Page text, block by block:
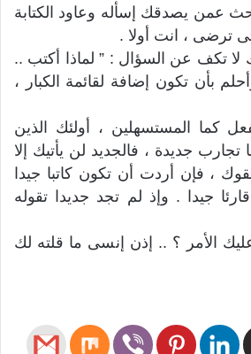
عمن يصدقك إسأله وعاود الكتابة
ترضى ، انت أولا .
تكف عن السؤال : ” لماذا أكتب ..
بأن تكون إضافة لقائمة الكبار ،
كما المستسهلين ، أولئك الذين
تجارب جديدة ، فالجديد لن يأتيك إلا
، فإن أردت أن تكون كاتبا جيدا
جيدا . وإذ لم تجد جديدا تقوله
الأمر ؟ .. إذن إنسى ما قلته لك